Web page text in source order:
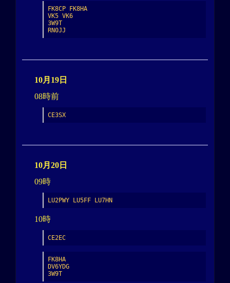
FK8CP FK8HA
VK5 VK6
3W9T
RN0JJ
10月19日
08時前
CE3SX
10月20日
09時
LU2PWY LU5FF LU7HN
10時
CE2EC
FK8HA
DV6YDG
3W9T